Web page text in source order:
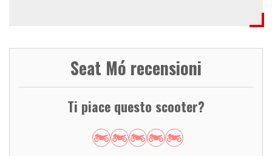
Seat Mó recensioni
Ti piace questo scooter?